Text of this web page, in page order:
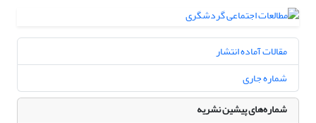
مقالات آماده انتشار
شماره جاری
شماره‌های پیشین نشریه